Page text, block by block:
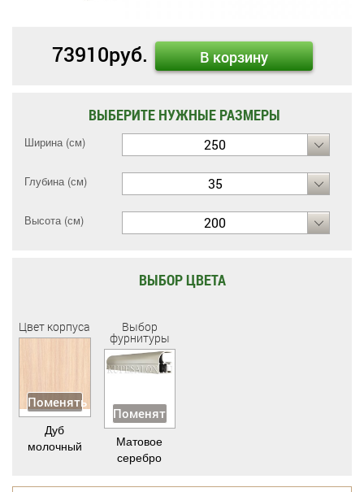
73910руб. В корзину
ВЫБЕРИТЕ НУЖНЫЕ РАЗМЕРЫ
Ширина (см) 250
Глубина (см) 35
Высота (см) 200
ВЫБОР ЦВЕТА
Цвет корпуса
Поменять
Дуб
молочный
Выбор
фурнитуры
Поменять
Матовое
серебро